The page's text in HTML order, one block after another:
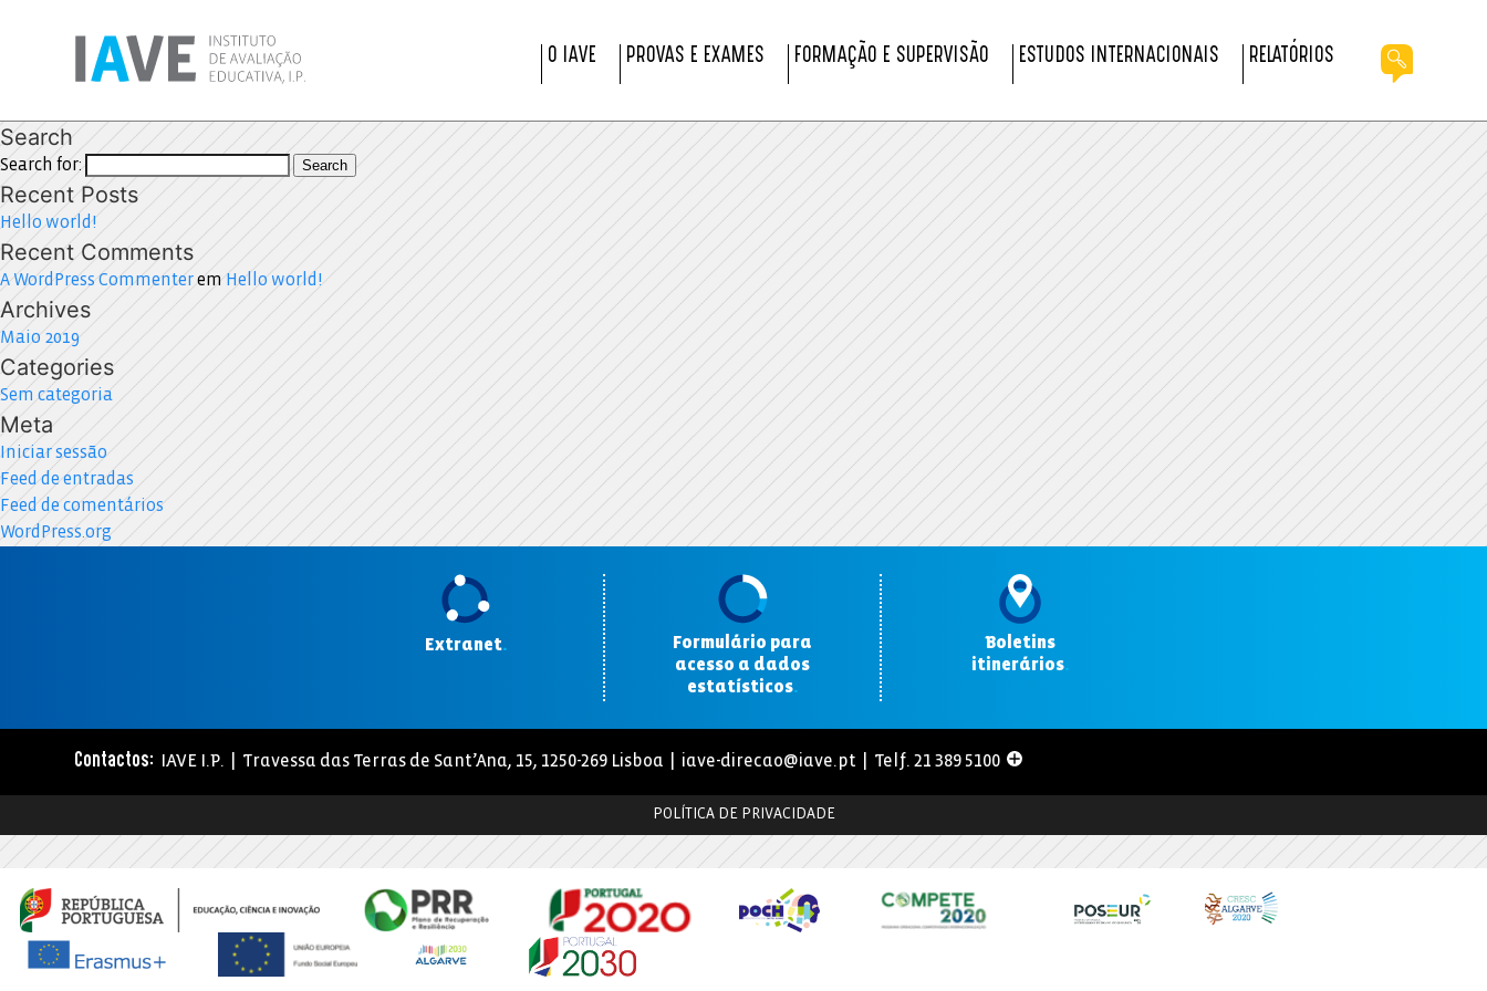
O IAVE PROVAS E EXAMES FORMAÇÃO E SUPERVISÃO ESTUDOS INTERNACIONAIS RELATÓRIOS
Search
Search for: Search
Recent Posts
Hello world!
Recent Comments
A WordPress Commenterem Hello world!
Archives
Maio 2019
Categories
Sem categoria
Meta
Iniciar sessão
Feed de entradas
Feed de comentários
WordPress.org
Extranet.
Formulário para
acesso a dados
estatísticos.
Boletins
itinerários.
Contactos: IAVE I.P. | Travessa das Terras de Sant’Ana, 15, 1250-269 Lisboa | iave-direcao@iave.pt | Telf. 21 389 5100
POLÍTICA DE PRIVACIDADE